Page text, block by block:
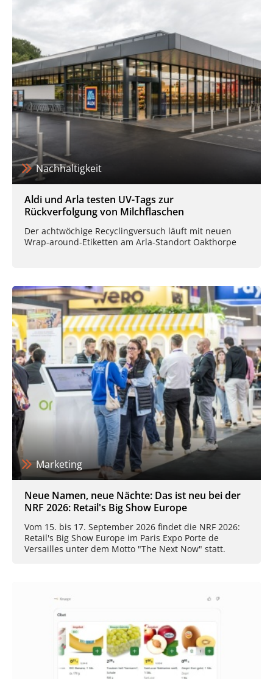
Nachhaltigkeit
Aldi und Arla testen UV-Tags zur
Rückverfolgung von Milchflaschen
Der achtwöchige Recyclingversuch läuft mit neuen
Wrap-around-Etiketten am Arla-Standort Oakthorpe
Marketing
Neue Namen, neue Nächte: Das ist neu bei der
NRF 2026: Retail's Big Show Europe
Vom 15. bis 17. September 2026 findet die NRF 2026:
Retail's Big Show Europe im Paris Expo Porte de
Versailles unter dem Motto "The Next Now" statt.